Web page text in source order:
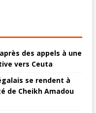
des appels à une
vers Ceuta
se rendent à
de Cheikh Amadou